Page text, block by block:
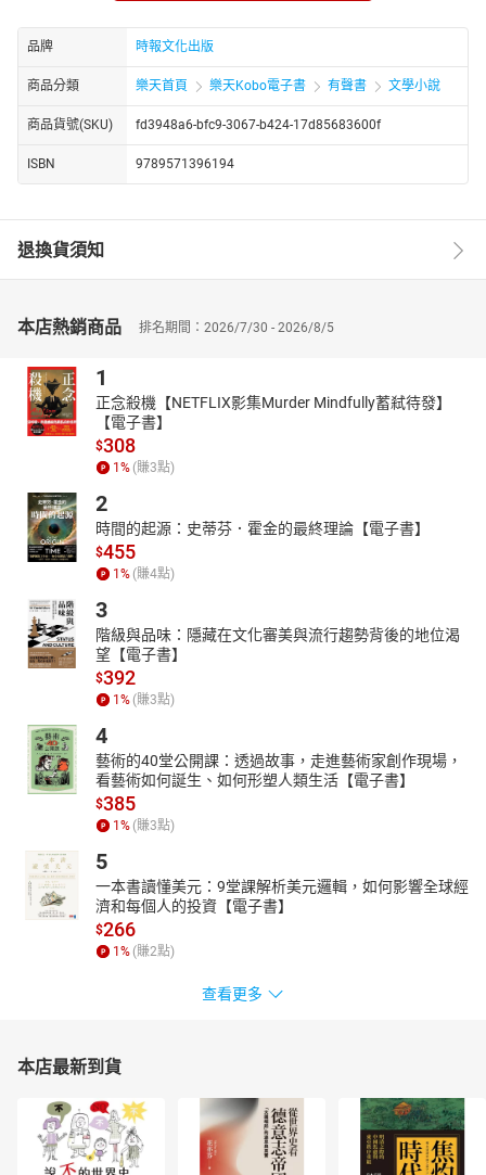
【譯後記】一幅藏寶地圖
當我還完全是個小孩的時候，從家裡書架上找到一本跟我同齡的
《金銀島》，也有如發現了一件寶藏。那幅色彩繽紛、扣人心弦的
冒險畫卷在我眼前展開。
更令我著迷的，是書裡的一幅藏寶地圖。那張圖上，星辰般的方向
標誌、星芒般放射的方位線，每一條都把我的心思牽引到遠方，海
年輕的孩子啊，到海上去，去感受風浪，去冒險，海中有美麗的島
嶼在等你！
和自己不一樣的人，和自己一樣的人，歡樂，還有淡水；或是放手
的海域，或是踏上故交一般的航線。
有的人並不將平靜無波的生活視作幸福，只有冒險才能帶來生趣。
還有誠信。
誠信是文明的一部分，沒有誠信，協商則毫無意義，世界將會變成
最野蠻粗暴的樣子。
書裡的好幾個人物都向我們展示了：守信不僅是一種美德，也是人
與人相處的基礎。
好了，我覺得我說的已經太多了。
請起錨前往你的金銀島吧，給你我誠摯的祝福。
祝你在日後即使遭遇風浪時，都有一顆不會破損的正直、勇敢的
心，還有朋友陪伴著你。
（顧湘／節錄自「譯後記」）
羅伯特．路易士．史蒂文生（Robert Louis Stevenson, 1850-
1894）
英國家喻戶曉的文學家，冒險文學的開創者之一。
出生於蘇格蘭的愛丁堡，祖父和父親都是知名燈塔建築師。史蒂文
生自幼體弱，但始終有一顆敢於冒險的心，少年時期，時常在各地
旅遊，熱衷於閱讀寫詩。
律，一度從事律師工作，但內心真正熱愛的卻是文學創作。
二十六歲時，對美國人芬妮一見鍾情，在往返歐美長達四年的異地
戀後，兩人步入婚姻殿堂。此後，史蒂文生偕同妻子在世界各地旅
居，足跡遍布歐洲、美洲和太平洋上的各個島嶼，期間創作了《金
銀島》，獲得巨大成功。
四十四歲時，史蒂文生因中風逝世，長眠在可以俯瞰太平洋的薩摩
經典代表作：《金銀島》《化身博士》。
李英立
中國廣播公司資深播音員，參與錄製「歷史人物廣播劇」、「午夜
奇譚」、「福爾摩斯探案」、「亞森羅蘋」等著名廣播劇集。
品牌 時報文化出版
商品分類 樂天首頁 樂天Kobo電子書 有聲書 文學小說
商品貨號(SKU) fd3948a6-bfc9-3067-b424-17d85683600f
ISBN 9789571396194
退換貨須知
本店熱銷商品 排名期間：2026/7/30 - 2026/8/5
1
正念殺機【NETFLIX影集Murder Mindfully蓄弒待發】
【電子書】
$308
1 % (賺3點)
2
時間的起源：史蒂芬．霍金的最終理論【電子書】
$455
1 % (賺4點)
3
階級與品味：隱藏在文化審美與流行趨勢背後的地位渴
望【電子書】
$392
1 % (賺3點)
4
藝術的40堂公開課：透過故事，走進藝術家創作現場，
看藝術如何誕生、如何形塑人類生活【電子書】
$385
1 % (賺3點)
5
一本書讀懂美元：9堂課解析美元邏輯，如何影響全球經
濟和每個人的投資【電子書】
$266
1 % (賺2點)
查看更多
本店最新到貨